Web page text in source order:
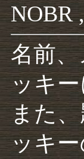
NOBR
名前
ッキ
また
ッキ